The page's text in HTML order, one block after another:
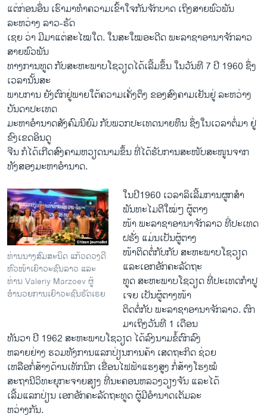
ແຕ່​ກ່ອນ​ອຶ່ນ ​ເຮົາ​ມາ​ທຳ​ຄວາມເຂົ້າ​ໃຈກັນຈັກ​ບາ​ດ ​ເຖິງ​ສາຍພົວພັນ
ລະຫວ່າງ ລາວ-ຣັ​ດ​
ເຊຍ ​ວ່າ ​ມີ​ມາ​ແຕ່​ສະ​ໄໝ​ໃດ. ​ໃນ​ສະ​ໃໝອະດີດ​ ພະລາຊາ​ອານາຈັກລາວ ​
ສາຍພົວພັນ​
ທາງ​ການ​ທູດ ກັບສະຫະພາບ​ໂຊ​ວຽດ​ໄດ້​ເລີ້ມ​ຂຶ້ນ ​ໃນວັນ​ທີ 7 ປີ 1960 ຊຶ່ງ​
ເວລາ​ນັ້ນສະ
ພາບ​ການ ຍັງ​ຕົກ​ຢູ່​ພາຍ​ໃຕ້ຄວາມ​ເຄັ່ງ​ຕຶງ ຂອງສົງຄາມ​ເຢັນຢູ່ ລະຫວ່າງ
ບັນດາ​ປະ​ເທດ
​ມະຫາ​ອຳນາດສັງຄົມນິຍົມ ກັບ​ພວກປະ​ເທດ​ນາຍ​ທຶນ ຊຶ່ງໃນເວລາ​ຕໍ່​ມາ ຢູ່​
ຂົງເຂດ​ອິນດູ
ຈີນ ກໍໄດ້ເກີດສົງຄ​າມຫວຽດນາມຂຶ້ນ ທີ່ໄດ້​ຮັບ​ການສະໜັບສະໜູນ​ຈາກ
ທັງ​ສອງ​ມະຫາ​ອຳນາດ.​ ​
ທ່ານນາງສົມສະນິດ ແກ້ວດວງດີ
ຫົວໜ້າເຍົາວະຊົນລາວ ແລະ
ທ່ານ Valeriy Marzoev ຜູ້
ອຳນວຍການເຍົາວະຊົນຣັດເຣຍ
ໃນປີ1960 ເວລາລິ​ເລີ້ມ​ການ​ຜູກ​ສຳ​
ພັນທະ​ໄມຕີ​ໃໝ່ໆ​ ຜູ້ຕາງ
ໜ້າ ພະ​ລາຊາ​ອານາຈັກ​ລາວ ທີ່​ປ​ະ​ເທດ​
ຝຣັ່ງ ແມ່ນເປັນ​ຜູ້ຕາງ
ໜ້າ​ຕິດ​ຕໍ່​ກັບກັບ ສະຫະພາບ​ໂຊ​ວຽດ ​
ແລະ​ເອກ​ອັກຄະ​ລັດຖະ
ທູດ ສະຫະພາບ​ໂຊ​ວຽດ ທີ່​ປະ​ເທດ​ກຳປູ​
ເຈຍ ​ເປັນຜູ້​ຕາງໜ້າ
ຕິດ​ຕໍ່​ກັບ ພະ​ລາຊາ​ອານາຈັກ​ລາວ. ຕົກ​
ມາ​ເຖິງວັນ​ທີ 1 ​ເດືອນ​
ທັນ​ວາ ​ປີ 1962 ສະຫະພາບ​ໂຊ​ວຽດ ​ໄດ້​ລົງ​ນາມ​ຂໍ້​ຕົກລົງ
ຫລາຍ​ຢ່າງ ຮວມທັງ​ການ​ແລກປ່ຽນ​ການ​ຄ້າ ​ເສດຖະກິດ ຊ່ວຍ
​ເຫລືອກໍ່ສ້າງດ້ານ​ເທັກ​ນິກ ​ເຂື່ອນ​ໄຟຟ້າ​ແຮງ​ສູງ​ ​ກໍ່ສ້າງໂຮງໝໍ
​ສະຖານີ​ວິທະຍຸ​ກະຈາຍສຽງ ທີ່​ນະຄອນຫລວງ​ວຽງ​ຈັນ ​ແລະໄດ້
ເລີ້ມ​ແລກປ່ຽນ ​ເອກ​ອັກຄະ​ລັດຖະທູດ ຜູ້​ມີ​ອຳນາດ​ເຕັມ​ລະ
ຫວ່າງກັນ.